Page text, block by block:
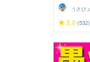
5.0 (532)